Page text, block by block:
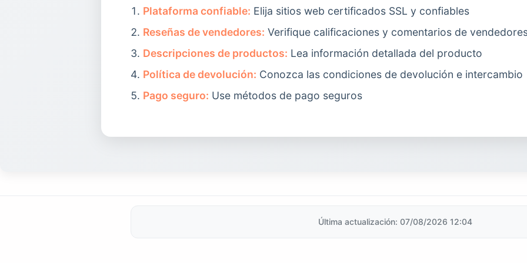
Plataforma confiable: Elija sitios web certificados SSL y confiables
Reseñas de vendedores: Verifique calificaciones y comentarios de
Descripciones de productos: Lea información detallada del producto
Política de devolución: Conozca las condiciones de devolución e intercambio
Pago seguro: Use métodos de pago seguros
Última actualización: 07/08/2026 12:04